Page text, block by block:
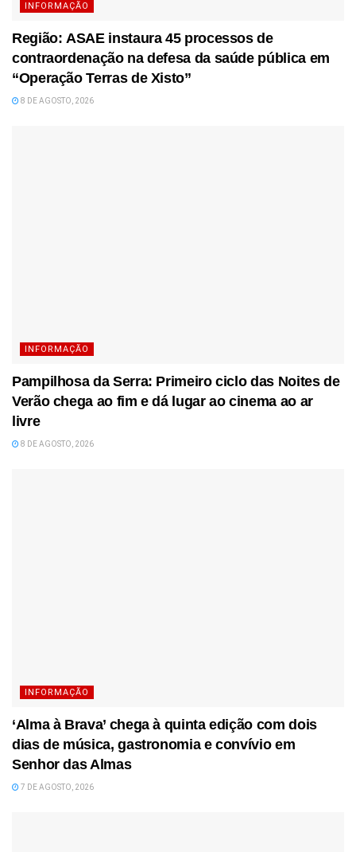
INFORMAÇÃO
Região: ASAE instaura 45 processos de
contraordenação na defesa da saúde pública em
“Operação Terras de Xisto”
8 DE AGOSTO, 2026
INFORMAÇÃO
Pampilhosa da Serra: Primeiro ciclo das Noites de
Verão chega ao fim e dá lugar ao cinema ao ar
livre
8 DE AGOSTO, 2026
INFORMAÇÃO
‘Alma à Brava’ chega à quinta edição com dois
dias de música, gastronomia e convívio em
Senhor das Almas
7 DE AGOSTO, 2026